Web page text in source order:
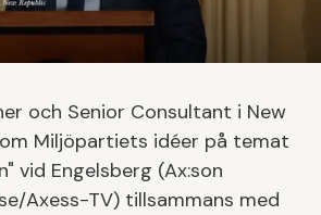
och Senior Consultant i New
Miljöpartiets idéer på temat
vid Engelsberg (Ax:son
Axess-TV) tillsammans med